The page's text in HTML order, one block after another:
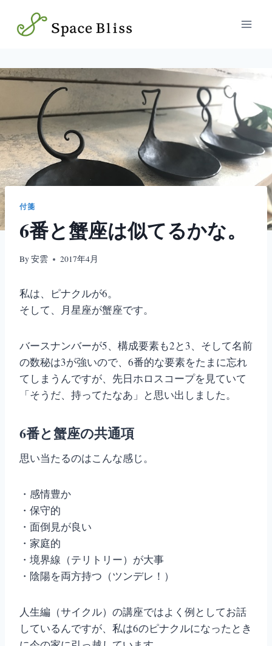
キ
付箋
6番と蟹座は似てるかな。
By安雲 2017年4月
私は、ピナクルが6。
そして、月星座が蟹座です。
バースナンバーが5、構成要素も2と3、そして名前
の数秘は3が強いので、6番的な要素をたまに忘れ
てしまうんですが、先日ホロスコープを見ていて
「そうだ、持ってたなあ」と思い出しました。
6番と蟹座の共通項
思い当たるのはこんな感じ。
・感情豊か
・保守的
・面倒見が良い
・家庭的
・境界線（テリトリー）が大事
・陰陽を両方持つ（ツンデレ！）
人生編（サイクル）の講座ではよく例としてお話
しているんですが、私は6のピナクルになったとき